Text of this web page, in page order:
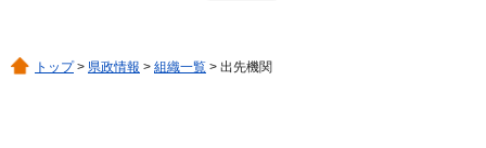
トップ> 県政情報 > 組織一覧 > 出先機関